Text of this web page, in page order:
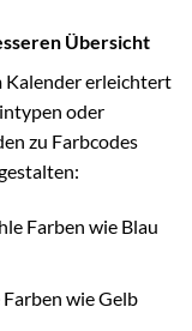
Übersicht
Kalender erleichtert
oder
zu Farbcodes
Farben wie Blau
wie Gelb